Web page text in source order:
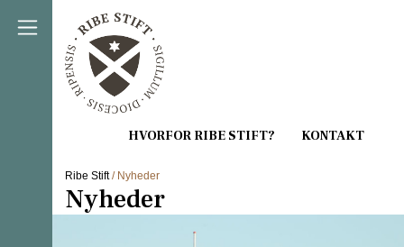
Direkte til indholdet
Ribe Stift/ Nyheder
Nyheder